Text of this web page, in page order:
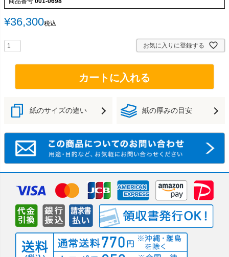
¥36,300税込
お気に入りに登録する
カートに入れる
紙のサイズの違い 紙の厚みの目安